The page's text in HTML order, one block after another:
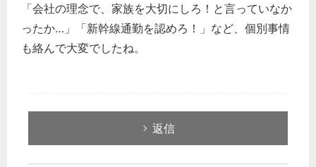
「会社の理念で、家族を大切にしろ！と言っていなか
ったか…」「新幹線通勤を認めろ！」など、個別事情
も絡んで大変でしたね。
返信